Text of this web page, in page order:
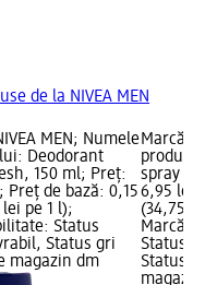
de la NIVEA MEN
MEN; Numele
Deodorant
150 ml; Preț:
Preț de bază: 0,15
lei pe 1 l);
Status
Status gri
magazin dm
Marcă:
spray
6,95 lei;
(34,75
Marcă
Status
Status